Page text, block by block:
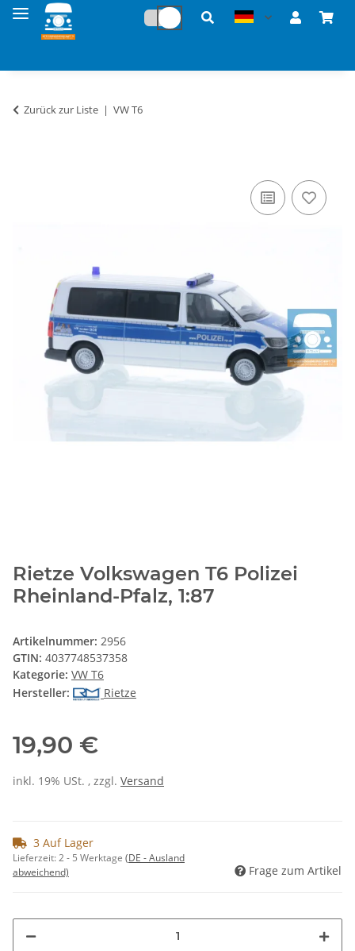
Zurück zur Liste VW T6
Rietze Volkswagen T6 Polizei
Rheinland-Pfalz, 1:87
Artikelnummer: 2956
GTIN: 4037748537358
Kategorie: VW T6
Hersteller:
Rietze
19,90 €
inkl. 19% USt. , zzgl. Versand
3 Auf Lager
Lieferzeit:2 - 5 Werktage (DE - Ausland
abweichend)
Frage zum Artikel